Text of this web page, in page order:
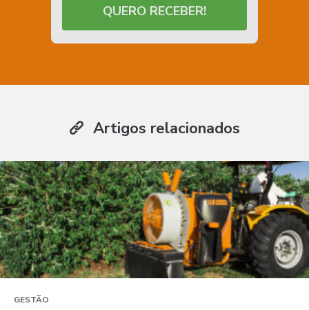
QUERO RECEBER!
Artigos relacionados
GESTÃO